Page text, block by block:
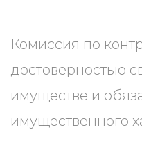
Комиссия по
достоверностью
имуществе и
имущественного